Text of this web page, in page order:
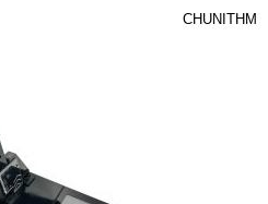
CHUNITHM